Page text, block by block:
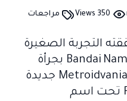
350 Views مراجعات
التجربة الصغيرة
تعود Bandai Namco بجرأة
منقطعة النظير في لعبة Metroidvania جديدة